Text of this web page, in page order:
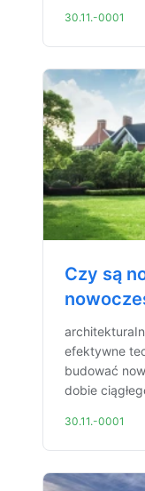
30.11.-0001
Czy są
efektywne
budować
dobie
30.11.-0001